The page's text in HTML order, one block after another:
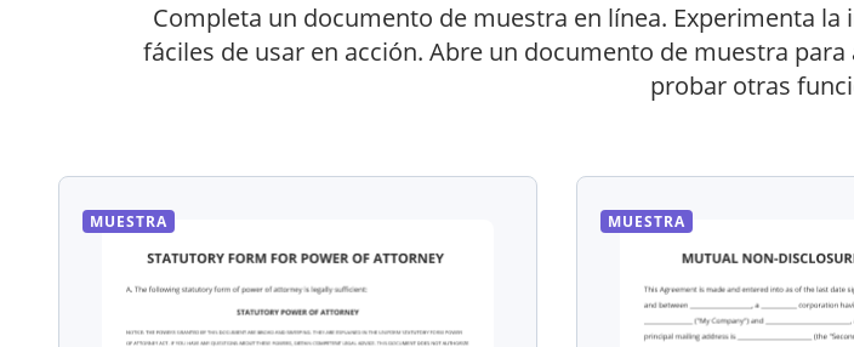
Completa un documento de muestra en línea. Experimenta
fáciles de usar en acción. Abre un documento de muestra
probar otras
MUESTRA MUESTRA